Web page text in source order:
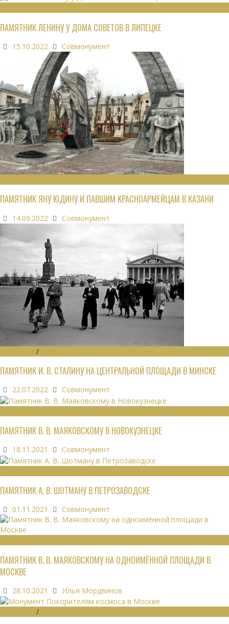
ПАМЯТНИК ЛЕНИНУ У ДОМА СОВЕТОВ В ЛИПЕЦКЕ
15.10.2022 Совмонумент
ПАМЯТНИК ЯНУ ЮДИНУ И ПАВШИМ КРАСНОАРМЕЙЦАМ В КАЗАНИ
14.09.2022 Совмонумент
/
ПАМЯТНИК И. В. СТАЛИНУ НА ЦЕНТРАЛЬНОЙ ПЛОЩАДИ В МИНСКЕ
22.07.2022 Совмонумент
ПАМЯТНИК В. В. МАЯКОВСКОМУ В НОВОКУЗНЕЦКЕ
18.11.2021 Совмонумент
ПАМЯТНИК А. В. ШОТМАНУ В ПЕТРОЗАВОДСКЕ
01.11.2021 Совмонумент
ПАМЯТНИК В. В. МАЯКОВСКОМУ НА ОДНОИМЁННОЙ ПЛОЩАДИ В
МОСКВЕ
28.10.2021 Илья Мордвинов
/